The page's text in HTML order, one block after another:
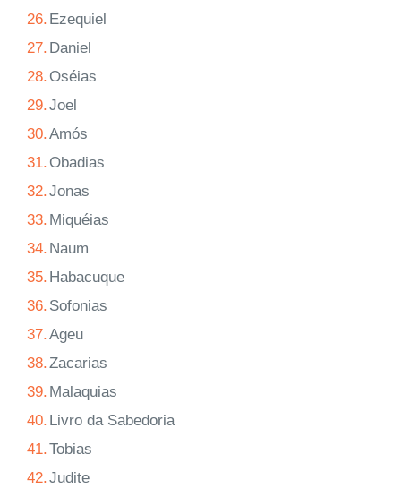
26. Ezequiel
27. Daniel
28. Oséias
29.Joel
30.Amós
31. Obadias
32.Jonas
33. Miquéias
34. Naum
35. Habacuque
36. Sofonias
37.Ageu
38.Zacarias
39. Malaquias
40. Livro da Sabedoria
41.Tobias
42.Judite